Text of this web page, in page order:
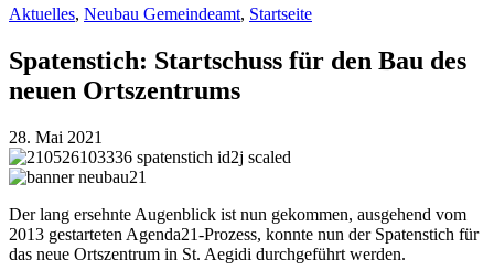
Aktuelles, Neubau Gemeindeamt, Startseite
Spatenstich: Startschuss für den Bau des
neuen Ortszentrums
28. Mai 2021
Der lang ersehnte Augenblick ist nun gekommen, ausgehend vom
2013 gestarteten Agenda21-Prozess, konnte nun der Spatenstich für
das neue Ortszentrum in St. Aegidi durchgeführt werden.